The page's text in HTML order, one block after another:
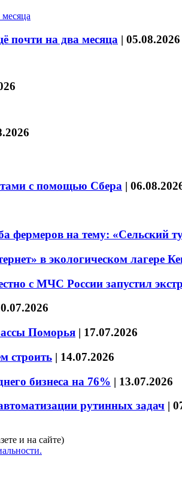
почти на два месяца | 05.08.2026
с помощью Сбера |
фермеров на тему: «Сельский
в экологическом лагере
с МЧС России запустил
Поморья | 17.07.2026
строить | 14.07.2026
бизнеса на 76% | 13.07.2026
рутинных задач |
и на сайте)